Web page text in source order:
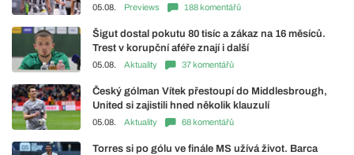
05.08. Previews 188 komentářů
Šigut dostal pokutu 80 tisíc a zákaz na 16 měsíců.
Trest v korupční aféře znají i další
05.08. Aktuality 37 komentářů
Český gólman Vítek přestoupí do Middlesbrough,
United si zajistili hned několik klauzulí
05.08. Aktuality 68 komentářů
Torres si po gólu ve finále MS užívá život. Barca